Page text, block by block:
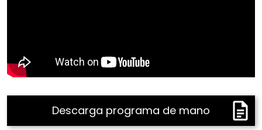
mundo lleno de desafíos emocionales.
20% de descuento en todas las localidades para
estudiantes y maestros de cualquier institución.
Egresados y trabajadores de la UDG. Egresados del
Descarga programa de mano